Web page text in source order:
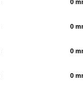
0
0
0
0